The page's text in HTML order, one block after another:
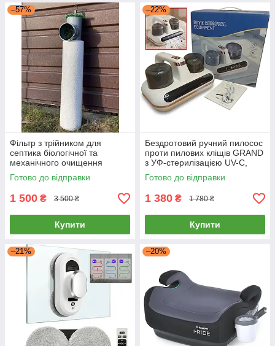
–57%
Фільтр з трійником для
септика біологічної та
механічного очищення
фекальних стоків, каналізації
Готово до відправки
1 500 ₴ 3 500 ₴
Купити
–22%
Бездротовий ручний пилосос
проти пилових кліщів GRAND
з УФ-стерилізацією UV-C,
HEPA-фільтром, для
матраців, меблів та диванів
Готово до відправки
1 380 ₴ 1 780 ₴
Купити
–21% –20%